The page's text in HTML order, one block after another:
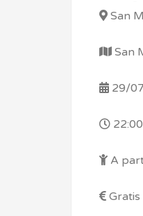
San
San
29/
A
Gratis